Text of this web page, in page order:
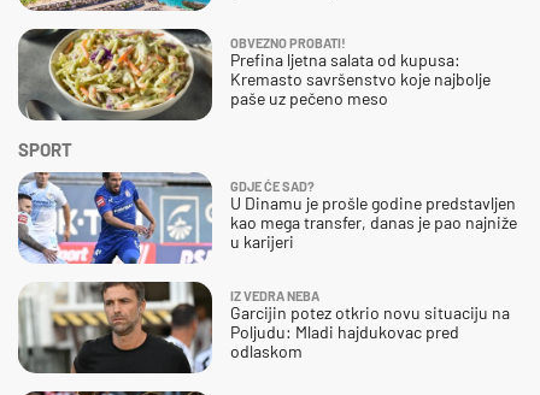
SPORT
GDJE ĆE SAD?
U Dinamu je prošle godine predstavljen
kao mega transfer, danas je pao najniže
u karijeri
IZ VEDRA NEBA
Garcijin potez otkrio novu situaciju na
Poljudu: Mladi hajdukovac pred
odlaskom
OBVEZNO PROBATI!
Prefina ljetna salata od kupusa:
Kremasto savršenstvo koje najbolje
paše uz pečeno meso